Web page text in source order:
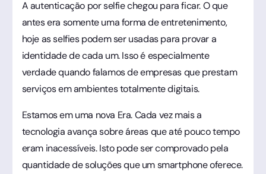
A autenticação por selfie chegou para ficar. O que
antes era somente uma forma de entretenimento,
hoje as selfies podem ser usadas para provar a
identidade de cada um. Isso é especialmente
verdade quando falamos de empresas que prestam
serviços em ambientes totalmente digitais.
Estamos em uma nova Era. Cada vez mais a
tecnologia avança sobre áreas que até pouco tempo
eram inacessíveis. Isto pode ser comprovado pela
quantidade de soluções que um smartphone oferece.